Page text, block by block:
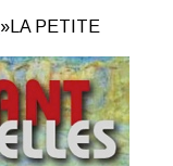
» LA PETITE